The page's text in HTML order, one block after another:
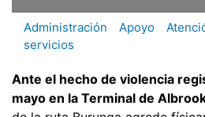
Administración Apoyo
servicios
Ante el hecho de violencia
mayo en la Terminal de